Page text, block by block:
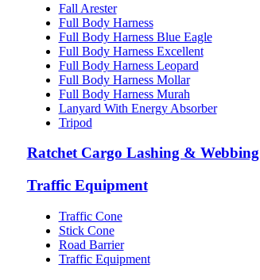
Fall Arester
Full Body Harness
Full Body Harness Blue Eagle
Full Body Harness Excellent
Full Body Harness Leopard
Full Body Harness Mollar
Full Body Harness Murah
Lanyard With Energy Absorber
Tripod
Ratchet Cargo Lashing & Webbing
Traffic Equipment
Traffic Cone
Stick Cone
Road Barrier
Traffic Equipment